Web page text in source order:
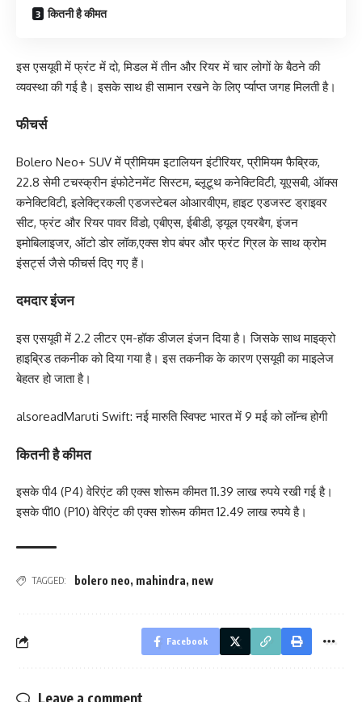
कितनी है कीमत
इस एसयूवी में फ्रंट में दो, मिडल में तीन और रियर में चार लोगों के बैठने की
व्‍यवस्‍था की गई है। इसके साथ ही सामान रखने के लिए र्प्‍याप्‍त जगह मिलती है।
फीचर्स
Bolero Neo+ SUV में प्रीमियम इटालियन इंटीरियर, प्रीमियम फैब्रिक,
22.8 सेमी टचस्‍क्रीन इंफोटेनमेंट सिस्‍टम, ब्‍लूटूथ कनेक्टिविटी, यूएसबी, ऑक्‍स
कनेक्टिविटी, इलेक्ट्रिकली एडजस्‍टेबल ओआरवीएम, हाइट एडजस्‍ट ड्राइवर
सीट, फ्रंट और रियर पावर विंडो, एबीएस, ईबीडी, ड्यूल एयरबैग, इंजन
इमोबिलाइजर, ऑटो डोर लॉक,एक्‍स शेप बंपर और फ्रंट ग्रिल के साथ क्रोम
इंसर्ट्स जैसे फीचर्स दिए गए हैं।
दमदार इंजन
इस एसयूवी में 2.2 लीटर एम-हॉक डीजल इंजन दिया है। जिसके साथ माइक्रो
हाइब्रिड तकनीक को दिया गया है। इस तकनीक के कारण एसयूवी का माइलेज
बेहतर हो जाता है।
alsoreadMaruti Swift: नई मारुति स्विफ्ट भारत में 9 मई को लॉन्च होगी
कितनी है कीमत
इसके पी4 (P4) वेरिएंट की एक्‍स शोरूम कीमत 11.39 लाख रुपये रखी गई है।
इसके पी10 (P10) वेरिएंट की एक्‍स शोरूम कीमत 12.49 लाख रुपये है।
TAGGED: bolero neo, mahindra, new
Facebook
Leave a comment